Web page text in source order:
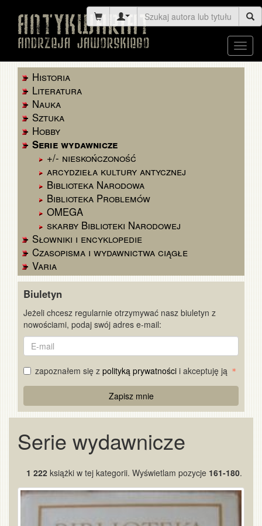
Historia
Literatura
Nauka
Sztuka
Hobby
Serie wydawnicze
+/- nieskończoność
arcydzieła kultury antycznej
Biblioteka Narodowa
Biblioteka Problemów
OMEGA
skarby Biblioteki Narodowej
Słowniki i encyklopedie
Czasopisma i wydawnictwa ciągłe
Varia
Biuletyn
Jeżeli chcesz regularnie otrzymywać nasz biuletyn z
nowościami, podaj swój adres e-mail:
E-
mail
zapoznałem się z polityką prywatności i akceptuję ją
Captcha
Zapisz mnie
Serie wydawnicze
1 222 książki w tej kategorii. Wyświetlam pozycje 161-180.